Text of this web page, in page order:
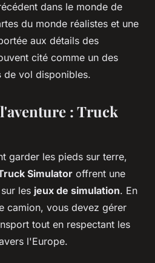
dans le monde de
du monde réalistes et une
aux détails des
cité comme un des
de vol disponibles.
: Truck
garder les pieds sur terre,
Simulator offrent une
les jeux de simulation. En
camion, vous devez gérer
tout en respectant les
l'Europe.